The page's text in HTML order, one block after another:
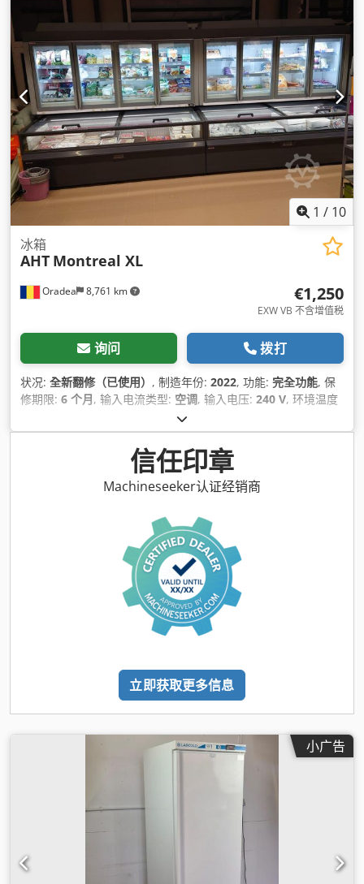
1 / 10
Oradea 8,761 km
冰箱
AHT Montreal XL
€1,250
EXW VB 不含增值税
询问 拨打
状况: 全新翻修（已使用） , 制造年份: 2022, 功能: 完全功能, 保
修期限: 6 个月, 输入电流类型: 空调, 输入电压: 240 V, 环境温度
16 A, 输入电流:
赫兹, 环境温度（最大）:25 °C, 总长度:2,500 毫米, 总宽度:
150 千克 , 设备:冰柜, 照明
信任印章
Machineseeker认证经销商
立即获取更多信息
小广告